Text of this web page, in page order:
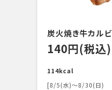
炭火焼き牛カルビ
140円(税込)
114kcal
[8/5(水)～8/30(日)